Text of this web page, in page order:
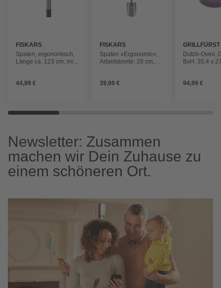
FISKARS
Spaten, ergonomisch,
Länge ca. 123 cm, mit
44,99 €
FISKARS
Spaten »Ergonomic«,
Arbeitsbreite: 20 cm,
Wurzelstechen
39,99 €
GRILLFÜRST
Dutch-Oven,
BxH: 35,4 x
94,99 €
Newsletter: Zusammen
machen wir Dein Zuhause zu
einem schöneren Ort.